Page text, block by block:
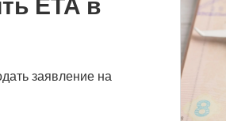
ETA в
заявление на